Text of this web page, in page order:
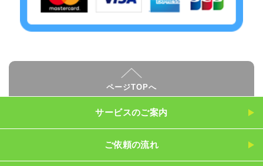
ページTOPへ
サービスのご案内
ご依頼の流れ